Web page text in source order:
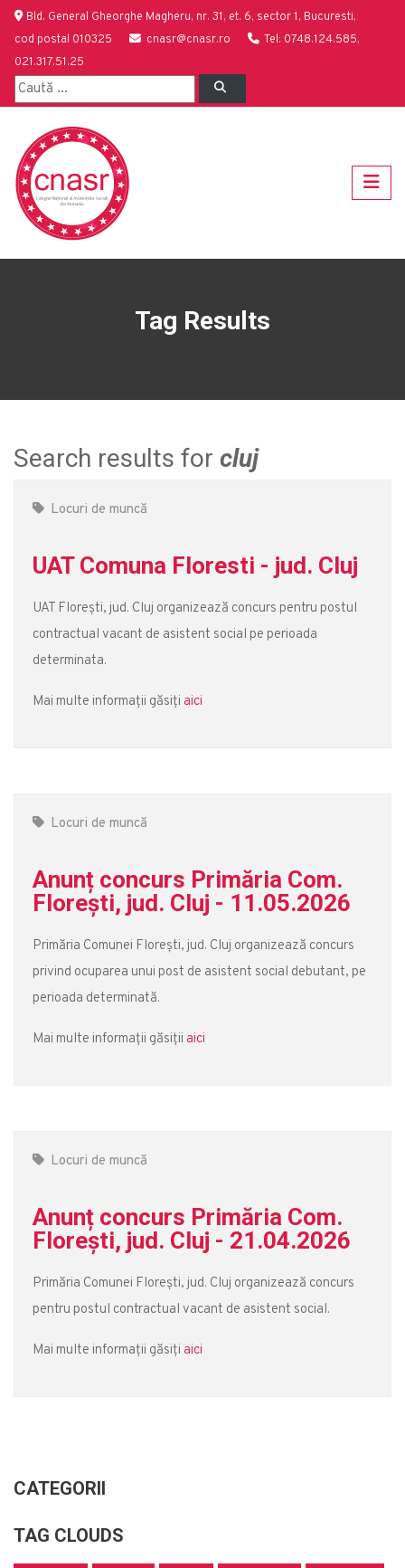
Bld. General Gheorghe Magheru, nr. 31, et. 6, sector 1, Bucuresti,
cod postal 010325
cnasr@cnasr.ro
Tel: 0748.124.585,
021.317.51.25
Tag Results
Search results for cluj
Locuri de muncă
UAT Comuna Floresti - jud. Cluj
UAT Florești, jud. Cluj organizează concurs pentru postul
contractual vacant de asistent social pe perioada
determinata.
Mai multe informații găsiți aici
Locuri de muncă
Anunț concurs Primăria Com.
Florești, jud. Cluj - 11.05.2026
Primăria Comunei Florești, jud. Cluj organizează concurs
privind ocuparea unui post de asistent social debutant, pe
perioada determinată.
Mai multe informații găsiții aici
Locuri de muncă
Anunț concurs Primăria Com.
Florești, jud. Cluj - 21.04.2026
Primăria Comunei Florești, jud. Cluj organizează concurs
pentru postul contractual vacant de asistent social.
Mai multe informații găsiți aici
CATEGORII
TAG CLOUDS